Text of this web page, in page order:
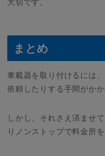
大切です。
まとめ
車載器を取り付けるには
依頼したりする手間がかか
しかし、それさえ済ませ
りノンストップで料金所